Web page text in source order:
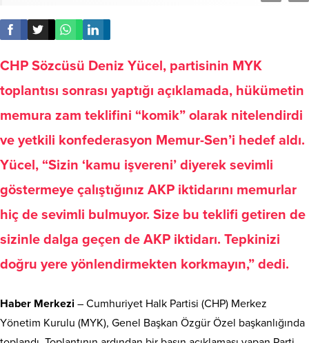
CHP Sözcüsü Deniz Yücel, partisinin MYK
toplantısı sonrası yaptığı açıklamada, hükümetin
memura zam teklifini “komik” olarak nitelendirdi
ve yetkili konfederasyon Memur-Sen’i hedef aldı.
Yücel, “Sizin ‘kamu işvereni’ diyerek sevimli
göstermeye çalıştığınız AKP iktidarını memurlar
hiç de sevimli bulmuyor. Size bu teklifi getiren de
sizinle dalga geçen de AKP iktidarı. Tepkinizi
doğru yere yönlendirmekten korkmayın,” dedi.
Haber Merkezi – Cumhuriyet Halk Partisi (CHP) Merkez
Yönetim Kurulu (MYK), Genel Başkan Özgür Özel başkanlığında